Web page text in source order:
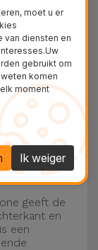
model
17.
een
een
en
geeft de
en
een
moet u er
van diensten en
gebruikt om
komen
moment
Ik weiger